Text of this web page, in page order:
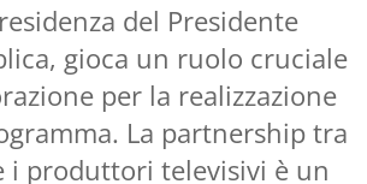
del Presidente
gioca un ruolo cruciale
per la realizzazione
La partnership tra
i produttori televisivi è un